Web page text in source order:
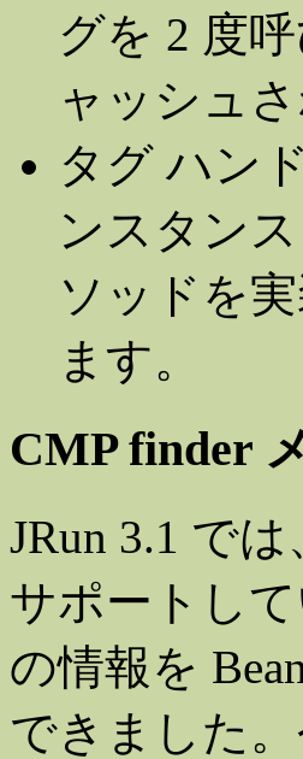
グを 2 度
ャッシュさ
タグ ハン
ンスタン
ソッドを
ます。
CMP finder
JRun 3.1 で
サポートし
の情報を
できました